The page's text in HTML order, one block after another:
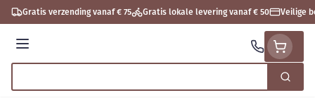
Ga naar de inhoud
Gratis verzending vanaf € 75 Gratis lokale levering vanaf € 50 Veilige
Menu
Zoek